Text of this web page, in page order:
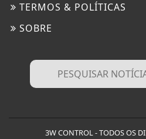
TERMOS & POLÍTICAS
SOBRE
3W CONTROL - TODOS OS